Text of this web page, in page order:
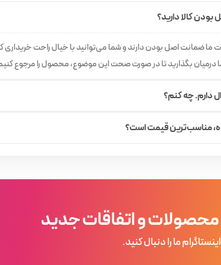
منوچهری گروه‌های مختلفی از محصولات آرایشی، بهداشتی و
از اجناس را مشاهده کنید و بصورت آنلاین سفارش دهید و
برای مطلع شدن از اتفاقات جدید به صفحه
بودن کالا دارید؟
ما ضمانت اصل بودن دارند و شما می‌توانید با خیال راحت
درمیان بگذارید تا در صورت صحت این موضوع، محصول را مرجوع
دارم. چه کنم؟
مناسب‌ترین قیمت است؟
و اتفاقات جدید
ما را دنبال کنید.